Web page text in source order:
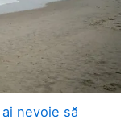
nevoie să